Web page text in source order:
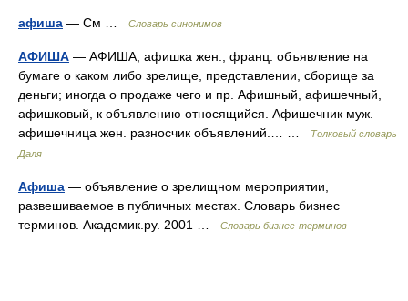
афиша — См … Словарь синонимов
АФИША — АФИША, афишка жен., франц. объявление на
бумаге о каком либо зрелище, представлении, сборище за
деньги; иногда о продаже чего и пр. Афишный, афишечный,
афишковый, к объявлению относящийся. Афишечник муж.
афишечница жен. разносчик объявлений.… …
Толковый словарь
Даля
Афиша — объявление о зрелищном мероприятии,
развешиваемое в публичных местах. Словарь бизнес
терминов. Академик.ру. 2001 …
Словарь бизнес-терминов